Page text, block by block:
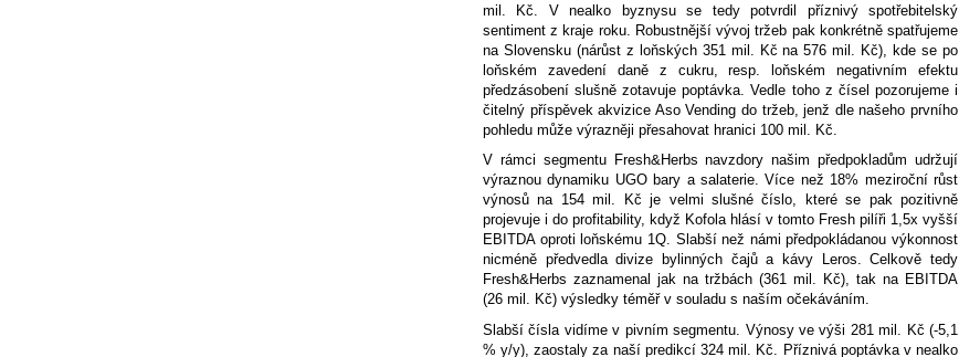
mil. Kč. V nealko byznysu se tedy potvrdil příznivý spotřebitelský
sentiment z kraje roku. Robustnější vývoj tržeb pak konkrétně spatřujeme
na Slovensku (nárůst z loňských 351 mil. Kč na 576 mil. Kč), kde se po
loňském zavedení daně z cukru, resp. loňském negativním efektu
předzásobení slušně zotavuje poptávka. Vedle toho z čísel pozorujeme i
čitelný příspěvek akvizice Aso Vending do tržeb, jenž dle našeho prvního
pohledu může výrazněji přesahovat hranici 100 mil. Kč.
V rámci segmentu Fresh&Herbs navzdory našim předpokladům udržují
výraznou dynamiku UGO bary a salaterie. Více než 18% meziroční růst
výnosů na 154 mil. Kč je velmi slušné číslo, které se pak pozitivně
projevuje i do profitability, když Kofola hlásí v tomto Fresh pilíři 1,5x vyšší
EBITDA oproti loňskému 1Q. Slabší než námi předpokládanou výkonnost
nicméně předvedla divize bylinných čajů a kávy Leros. Celkově tedy
Fresh&Herbs zaznamenal jak na tržbách (361 mil. Kč), tak na EBITDA
(26 mil. Kč) výsledky téměř v souladu s naším očekáváním.
Slabší čísla vidíme v pivním segmentu. Výnosy ve výši 281 mil. Kč (-5,1
% y/y), zaostaly za naší predikcí 324 mil. Kč. Příznivá poptávka v nealko